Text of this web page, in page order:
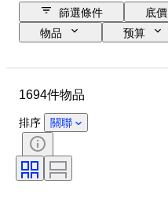
篩選條件 底價
物品
预算
簽名
版
1694件物品
排序 關聯